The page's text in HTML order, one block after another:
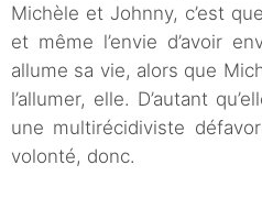
Michèle et Johnny, c’est
et même l’envie d’avoir
allume sa vie, alors que
l’allumer, elle. D’autant
une multirécidiviste
volonté, donc.